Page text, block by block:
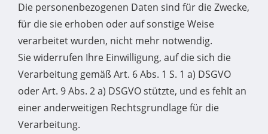
Die personenbezogenen Daten sind für die Zwecke,
für die sie erhoben oder auf sonstige Weise
verarbeitet wurden, nicht mehr notwendig.
Sie widerrufen Ihre Einwilligung, auf die sich die
Verarbeitung gemäß Art. 6 Abs. 1 S. 1 a) DSGVO
oder Art. 9 Abs. 2 a) DSGVO stützte, und es fehlt an
einer anderweitigen Rechtsgrundlage für die
Verarbeitung.